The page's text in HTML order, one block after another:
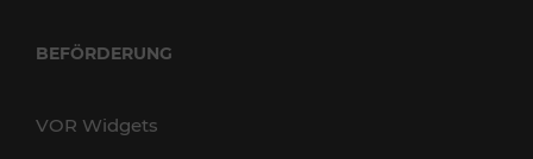
BEFÖRDERUNG
VOR Widgets